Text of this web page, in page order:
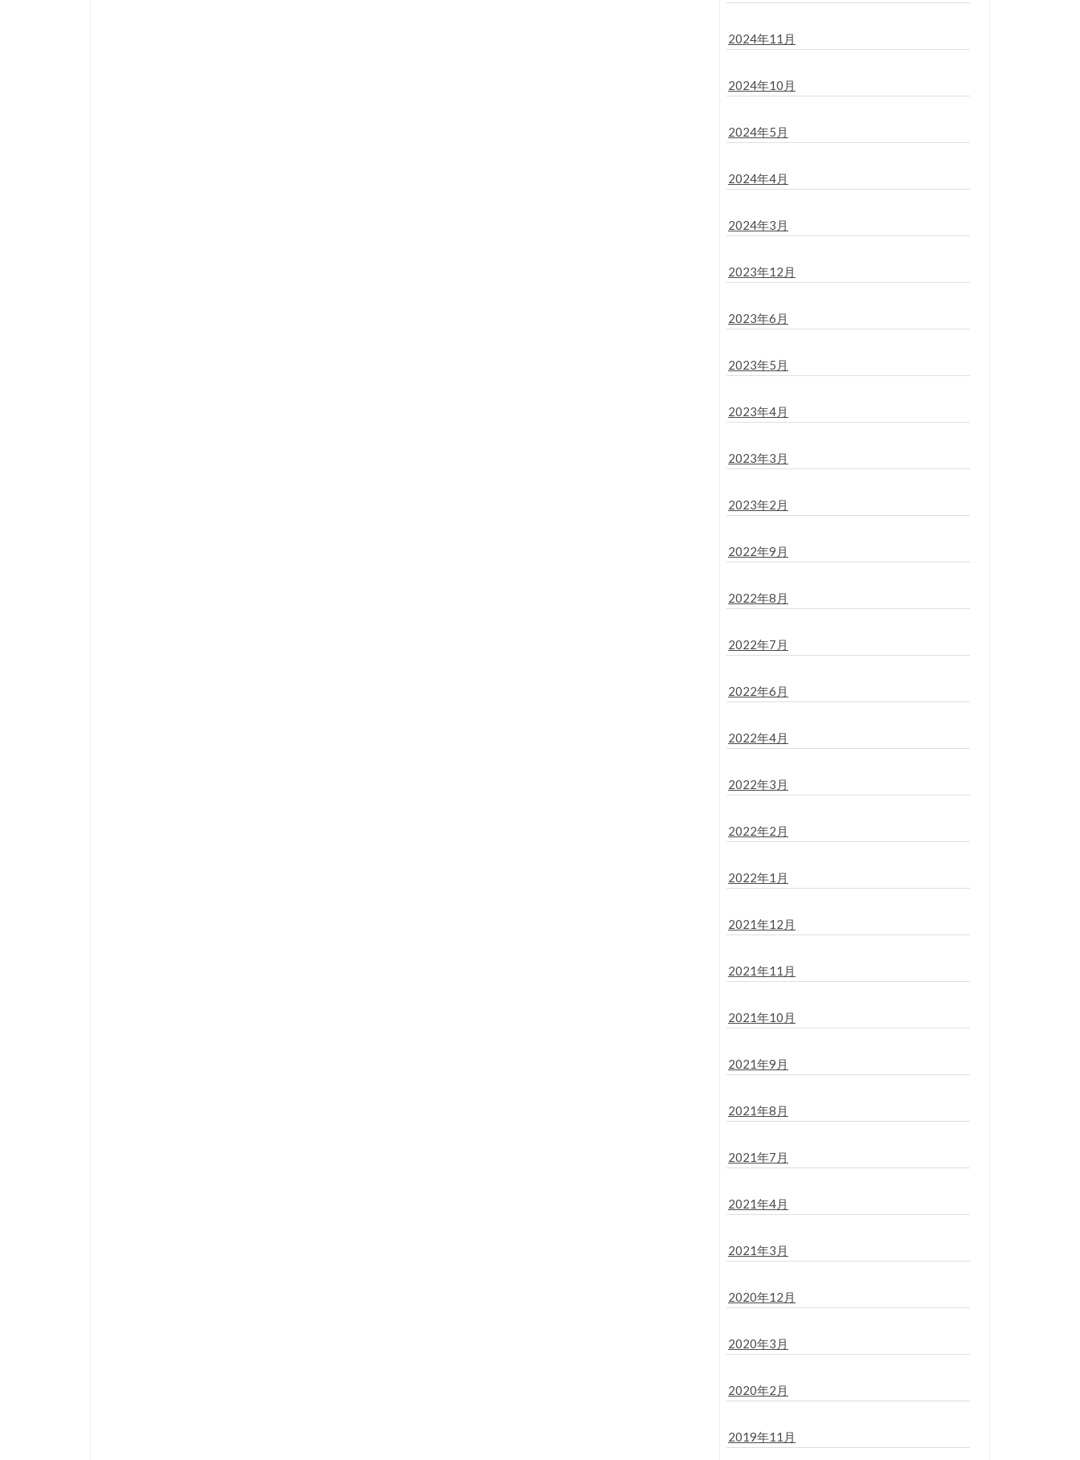
2024年11月
2024年10月
2024年5月
2024年4月
2024年3月
2023年12月
2023年6月
2023年5月
2023年4月
2023年3月
2023年2月
2022年9月
2022年8月
2022年7月
2022年6月
2022年4月
2022年3月
2022年2月
2022年1月
2021年12月
2021年11月
2021年10月
2021年9月
2021年8月
2021年7月
2021年4月
2021年3月
2020年12月
2020年3月
2020年2月
2019年11月